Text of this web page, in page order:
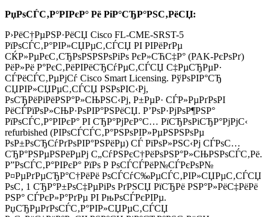
РџРѕСЃС‚Р°РІРєР° Рё РіР°СЂР°РЅС‚РёСЏ:
Р›РёС†РµРЅР·РёСЏ Cisco FL-CME-SRST-5
РїРѕСЃС‚Р°РІР»СЏРµС‚СЃСЏ РІ РІРёРґРµ
СЌР»РµРєС‚СЂРѕРЅРЅРѕРіРѕ РєР»СЋС‡Р° (PAK-РєРѕРґ)
РёР»Рё Р°РєС‚РёРІРёСЂСѓРµС‚СЃСЏ С‡РµСЂРµР·
СЃРёСЃС‚РµРјСѓ Cisco Smart Licensing. РўРѕРІР°СЂ
СЏРІР»СЏРµС‚СЃСЏ РЅРѕРІС‹Рј,
РѕСЂРёРіРёРЅР°Р»СЊРЅС‹Рј, Р±РµР· СЃР»РµРґРѕРІ
РёСЃРїРѕР»СЊР·РѕРІР°РЅРёСЏ. Р’РѕР·РјРѕР¶РЅР°
РїРѕСЃС‚Р°РІРєР° РІ СЂР°РјРєР°С… РїСЂРѕРіСЂР°РјРјС‹
refurbished (РІРѕСЃСЃС‚Р°РЅРѕРІР»РµРЅРЅРѕРµ
РѕР±РѕСЂСѓРґРѕРІР°РЅРёРµ) СЃ РїРѕР»РЅС‹Рј СЃРѕС…
СЂР°РЅРµРЅРёРµРј С„СѓРЅРєС†РёРѕРЅР°Р»СЊРЅРѕСЃС‚Рё.
Р”РѕСЃС‚Р°РІРєР° РїРѕ Р РѕСЃСЃРёР№СЃРєРѕР№
Р¤РµРґРµСЂР°С†РёРё РѕСЃСѓС‰РµСЃС‚РІР»СЏРµС‚СЃСЏ
РѕС‚ 1 СЂР°Р±РѕС‡РµРіРѕ РґРЅСЏ РїСЂРё РЅР°Р»РёС‡РёРё
РЅР° СЃРєР»Р°РґРµ РІ РњРѕСЃРєРІРµ.
РџСЂРµРґРѕСЃС‚Р°РІР»СЏРµС‚СЃСЏ